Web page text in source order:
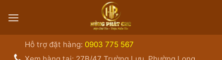
qua
Hỗ trợ đặt hàng: 0903 775 567